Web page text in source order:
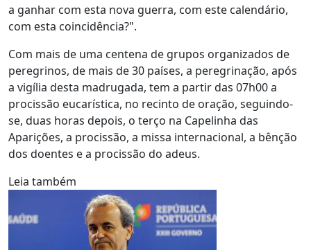
a ganhar com esta nova guerra, com este calendário,
com esta coincidência?".
Com mais de uma centena de grupos organizados de
peregrinos, de mais de 30 países, a peregrinação, após
a vigília desta madrugada, tem a partir das 07h00 a
procissão eucarística, no recinto de oração, seguindo-
se, duas horas depois, o terço na Capelinha das
Aparições, a procissão, a missa internacional, a bênção
dos doentes e a procissão do adeus.
Leia também